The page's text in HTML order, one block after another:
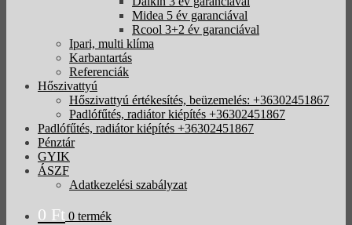
Midea 5 év garanciával
Rcool 3+2 év garanciával
Ipari, multi klíma
Karbantartás
Referenciák
Hőszivattyú
Hőszivattyú értékesítés, beüzemelés: +36302451867
Padlófűtés, radiátor kiépítés +36302451867
Padlófűtés, radiátor kiépítés +36302451867
Pénztár
GYIK
ÁSZF
Adatkezelési szabályzat
0 Ft 0 termék